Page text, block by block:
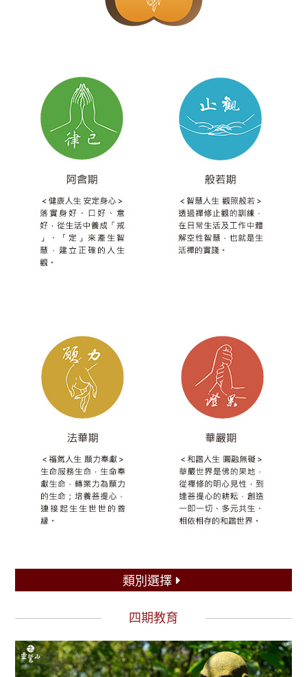
四期教育
初轉法-阿含期
類別選擇